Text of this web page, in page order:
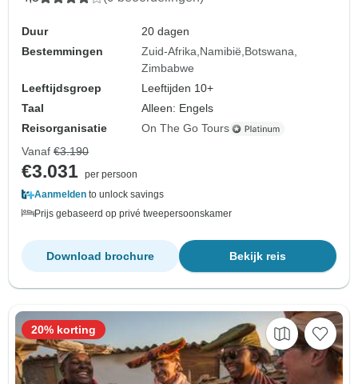
Duur
20 dagen
Bestemmingen
Zuid-Afrika Namibië Botswana
Zimbabwe
Leeftijdsgroep
Leeftijden 10+
Taal
Alleen: Engels
Reisorganisatie
On The Go Tours
Vanaf €3.190
€3.031 per persoon
Aanmelden to unlock savings
Prijs gebaseerd op privé tweepersoonskamer
Bekijk reis
Download brochure
20% korting